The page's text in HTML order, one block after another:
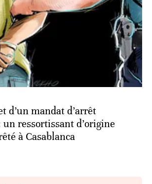
d’un mandat d’arrêt
ressortissant d’origine
à Casablanca